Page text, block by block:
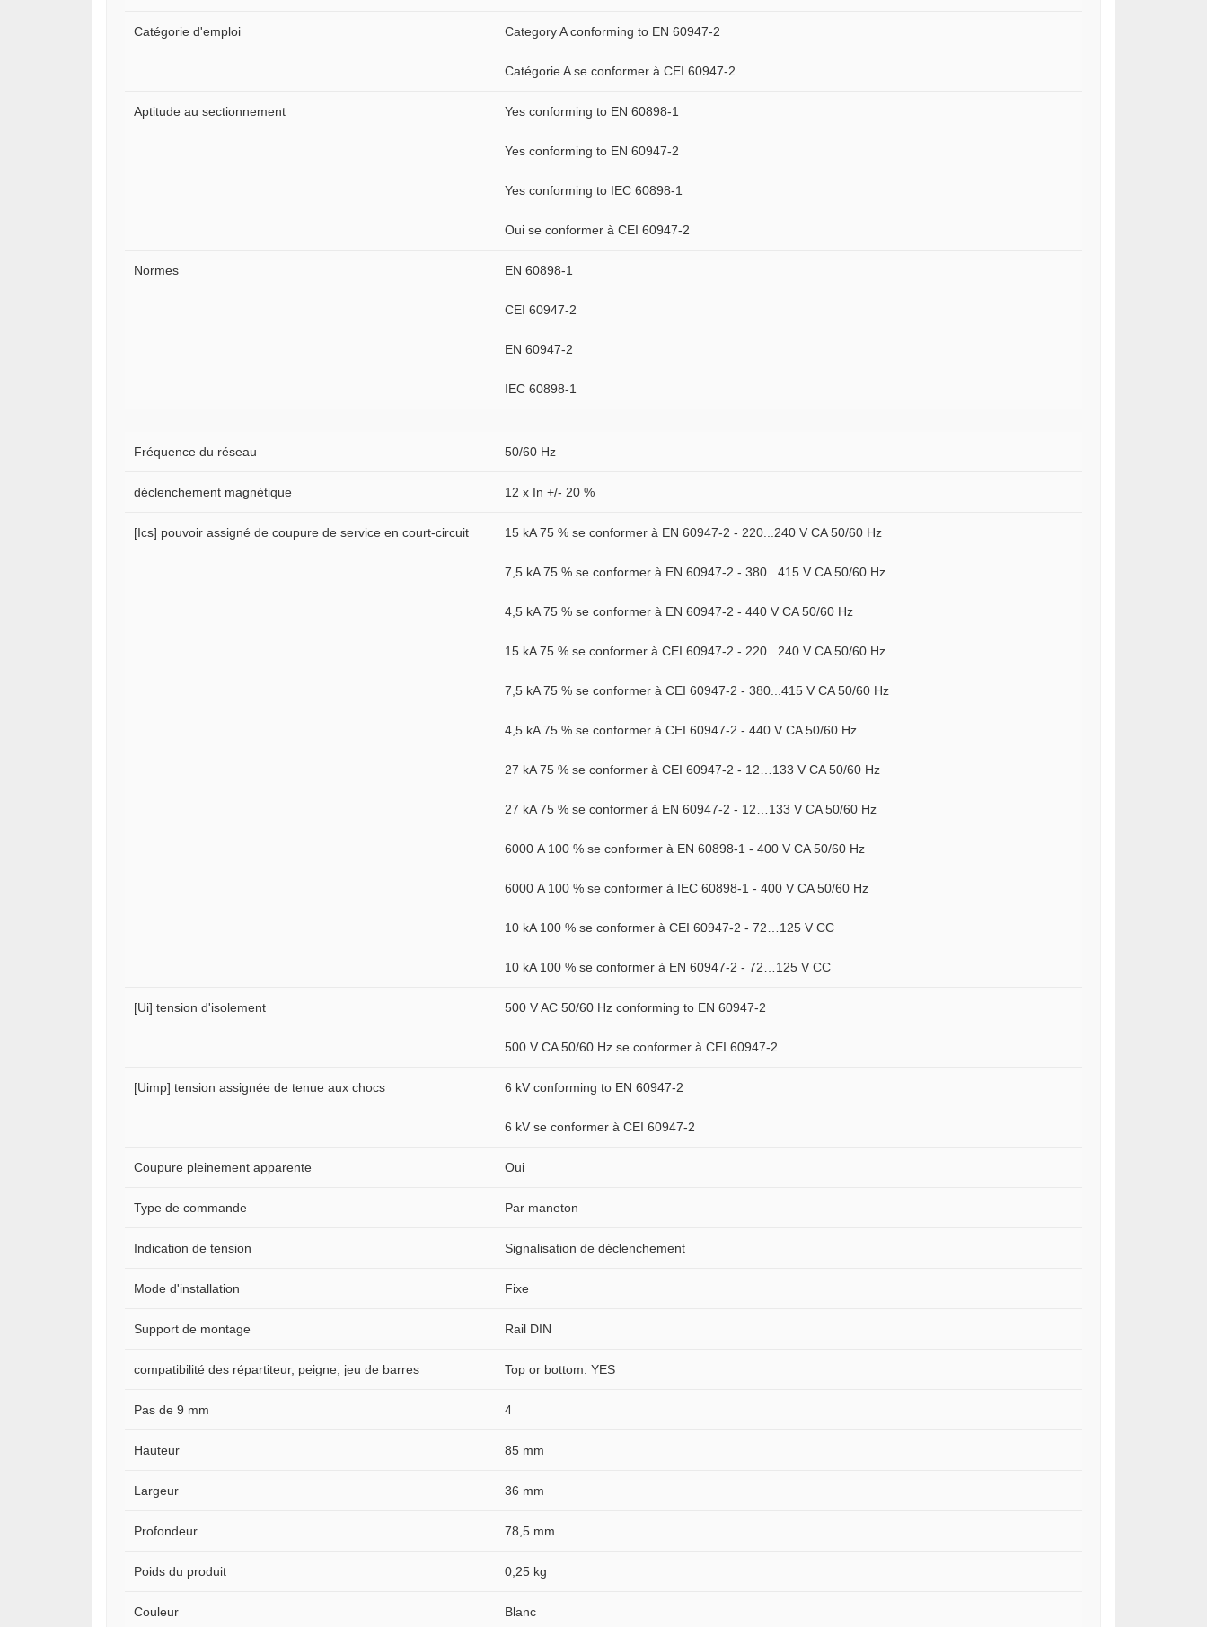
Catégorie d'emploi Category A conforming to EN 60947-2
Catégorie A se conformer à CEI 60947-2
Aptitude au sectionnement Yes conforming to EN 60898-1
Yes conforming to EN 60947-2
Yes conforming to IEC 60898-1
Oui se conformer à CEI 60947-2
Normes EN 60898-1
CEI 60947-2
EN 60947-2
IEC 60898-1
Fréquence du réseau 50/60 Hz
déclenchement magnétique 12 x In +/- 20 %
[Ics] pouvoir assigné de coupure de service en court-circuit 15 kA 75 % se conformer à EN 60947-2 - 220...240 V CA 50/60 Hz
7,5 kA 75 % se conformer à EN 60947-2 - 380...415 V CA 50/60 Hz
4,5 kA 75 % se conformer à EN 60947-2 - 440 V CA 50/60 Hz
15 kA 75 % se conformer à CEI 60947-2 - 220...240 V CA 50/60 Hz
7,5 kA 75 % se conformer à CEI 60947-2 - 380...415 V CA 50/60 Hz
4,5 kA 75 % se conformer à CEI 60947-2 - 440 V CA 50/60 Hz
27 kA 75 % se conformer à CEI 60947-2 - 12…133 V CA 50/60 Hz
27 kA 75 % se conformer à EN 60947-2 - 12…133 V CA 50/60 Hz
6000 A 100 % se conformer à EN 60898-1 - 400 V CA 50/60 Hz
6000 A 100 % se conformer à IEC 60898-1 - 400 V CA 50/60 Hz
10 kA 100 % se conformer à CEI 60947-2 - 72…125 V CC
10 kA 100 % se conformer à EN 60947-2 - 72…125 V CC
[Ui] tension d'isolement 500 V AC 50/60 Hz conforming to EN 60947-2
500 V CA 50/60 Hz se conformer à CEI 60947-2
[Uimp] tension assignée de tenue aux chocs 6 kV conforming to EN 60947-2
6 kV se conformer à CEI 60947-2
Coupure pleinement apparente Oui
Type de commande Par maneton
Indication de tension Signalisation de déclenchement
Mode d'installation Fixe
Support de montage Rail DIN
compatibilité des répartiteur, peigne, jeu de barres Top or bottom: YES
Pas de 9 mm 4
Hauteur 85 mm
Largeur 36 mm
Profondeur 78,5 mm
Poids du produit 0,25 kg
Couleur Blanc